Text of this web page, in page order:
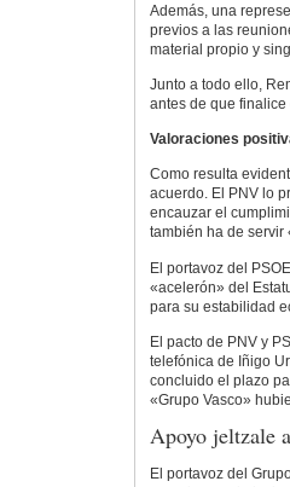
Además, una
previos a las
material propio y
Junto a todo ello,
antes de que finalice
Valoraciones
Como resulta
acuerdo. El PNV lo
encauzar el
también ha de servir
El portavoz del
«acelerón» del
para su estabilidad
El pacto de PNV y
telefónica de Iñigo
concluido el plazo
«Grupo Vasco»
Apoyo jeltzale
El portavoz del